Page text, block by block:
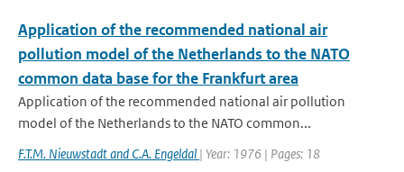
Application of the recommended national air
pollution model of the Netherlands to the NATO
common data base for the Frankfurt area
Application of the recommended national air pollution
model of the Netherlands to the NATO common...
F.T.M. Nieuwstadt and C.A. Engeldal | Year: 1976 | Pages: 18